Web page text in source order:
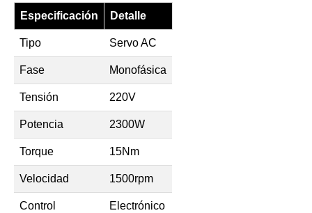
Especificación Detalle
Tipo Servo AC
Fase Monofásica
Tensión 220V
Potencia 2300W
Torque 15Nm
Velocidad 1500rpm
Control Electrónico